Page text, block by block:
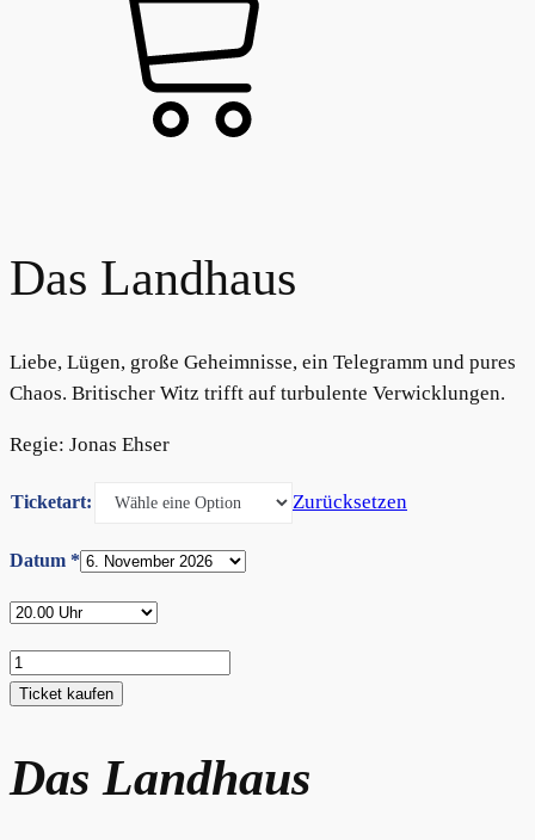
Das Landhaus
Liebe, Lügen, große Geheimnisse, ein Telegramm und pures
Chaos. Britischer Witz trifft auf turbulente Verwicklungen.
Regie: Jonas Ehser
Ticketart: Zurücksetzen
Datum *
Das
Landhaus
Ticket kaufen
Das Landhaus